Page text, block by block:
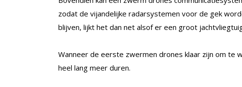
zodat de vijandelijke radarsystemen voor de gek
blijven, lijkt het dan net alsof er een groot
Wanneer de eerste zwermen drones klaar zijn om te
heel lang meer duren.